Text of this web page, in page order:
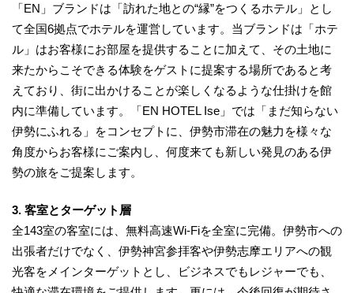
「EN」ブランドは「訪れた地との“縁”をつくるホテル」とし
て全国6拠点でホテルを運営しています。当ブランドは「ホテ
ル」はお客様にお部屋を提供することに加えて、その土地に
来たからこそできる体験をゲストに提案する場所であると考
えており、街に出かけることが楽しくなるような仕掛けを館
内に準備しています。「EN HOTEL Ise」では「まだ知らない
伊勢にふれる」をコンセプトに、伊勢市滞在の魅力を様々な
角度からお客様にご案内し、何度来ても新しい発見のある伊
勢の旅をご提案します。
3. 客室とターゲット層
全143室の客室には、無料高速Wi-Fiを全室に完備。伊勢市への
出張者だけでなく、伊勢神宮参拝客や伊勢志摩エリアへの観
光客をメインターゲットとし、ビジネスでもレジャーでも、